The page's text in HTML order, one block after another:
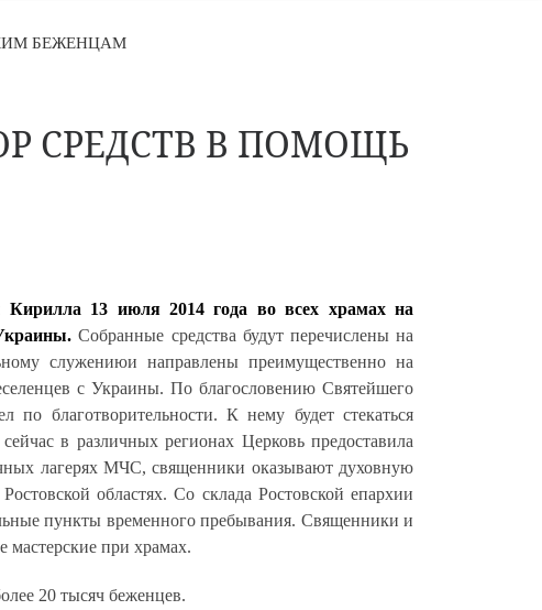
БЕЖЕНЦАМ
СРЕДСТВ В ПОМОЩЬ
Кирилла 13 июля 2014 года во всех храмах на
Собранные средства будут перечислены на
служениюи направлены преимущественно на
с Украины. По благословению Святейшего
по благотворительности.К нему будет стекаться
в различных регионах Церковь предоставила
лагерях МЧС, священники оказывают духовную
областях. Со склада Ростовской епархии
пункты временного пребывания. Священники и
мастерские при храмах.
20 тысяч беженцев.